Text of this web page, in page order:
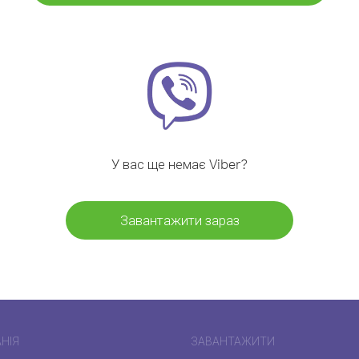
У вас ще немає Viber?
Завантажити зараз
ЗАВАНТАЖИТИ